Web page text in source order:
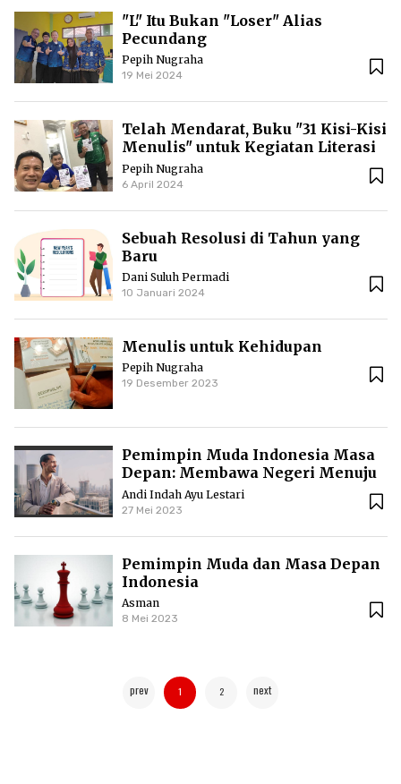
"L" Itu Bukan "Loser" Alias
Pecundang
Pepih Nugraha
19 Mei 2024
Telah Mendarat, Buku "31 Kisi-Kisi
Menulis" untuk Kegiatan Literasi
di Kaltara
Pepih Nugraha
6 April 2024
Sebuah Resolusi di Tahun yang
Baru
Dani Suluh Permadi
10 Januari 2024
Menulis untuk Kehidupan
Pepih Nugraha
19 Desember 2023
Pemimpin Muda Indonesia Masa
Depan: Membawa Negeri Menuju
Rakyat Adil, Makmur, dan
Sejahtera
Andi Indah Ayu Lestari
27 Mei 2023
Pemimpin Muda dan Masa Depan
Indonesia
Asman
8 Mei 2023
prev 1 2 next